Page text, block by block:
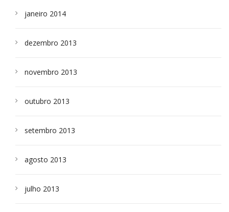
janeiro 2014
dezembro 2013
novembro 2013
outubro 2013
setembro 2013
agosto 2013
julho 2013